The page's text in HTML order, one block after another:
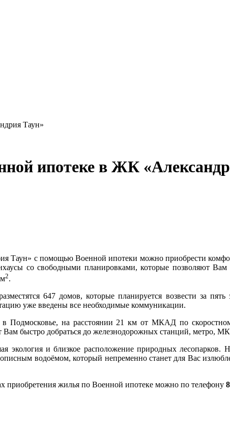
Таун»
ипотеке в ЖК
с помощью Военной ипотеки можно приобрести
со свободными планировками, которые позволяют
2.
647 домов, которые планируется возвести за пять
уже введены все необходимые коммуникации.
Подмосковье, на расстоянии 21 км от МКАД по
Вам быстро добраться до железнодорожных станций, метро,
экология и близкое расположение природных лесопарков.
водоёмом, который непременно станет для Вас
жилья по Военной ипотеке можно по телефону